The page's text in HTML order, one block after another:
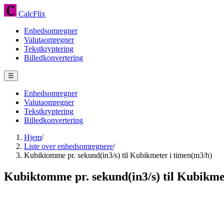
CalcFlix
Enhedsomregner
Valutaomregner
Tekstkryptering
Billedkonvertering
☰
Enhedsomregner
Valutaomregner
Tekstkryptering
Billedkonvertering
Hjem/
Liste over enhedsomregnere/
Kubiktomme pr. sekund(in3/s) til Kubikmeter i timen(m3/h)
Kubiktomme pr. sekund(in3/s) til